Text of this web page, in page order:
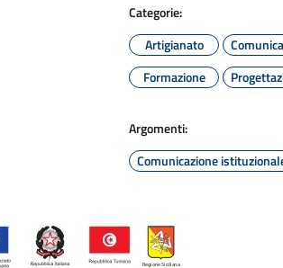
Categorie:
Artigianato
Formazione
Argomenti:
Comunicazione